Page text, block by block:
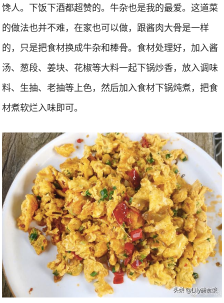
馋人。下饭下酒都超赞的。牛杂也是我的最爱。这道菜
的做法也并不难，在家也可以做，跟酱肉大骨是一样
的，只是把食材换成牛杂和棒骨。食材处理好，加入酱
汤、葱段、姜块、花椒等大料一起下锅炒香，放入调味
料、生抽、老抽等上色，然后加入食材下锅炖煮，把食
材煮软烂入味即可。